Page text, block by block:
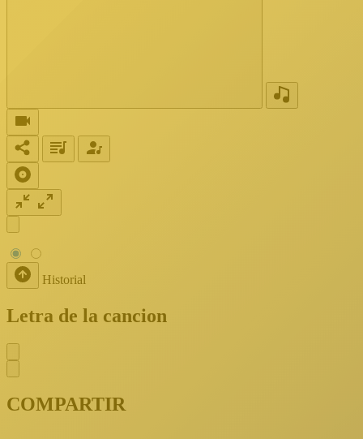
Historial
Letra de la cancion
COMPARTIR